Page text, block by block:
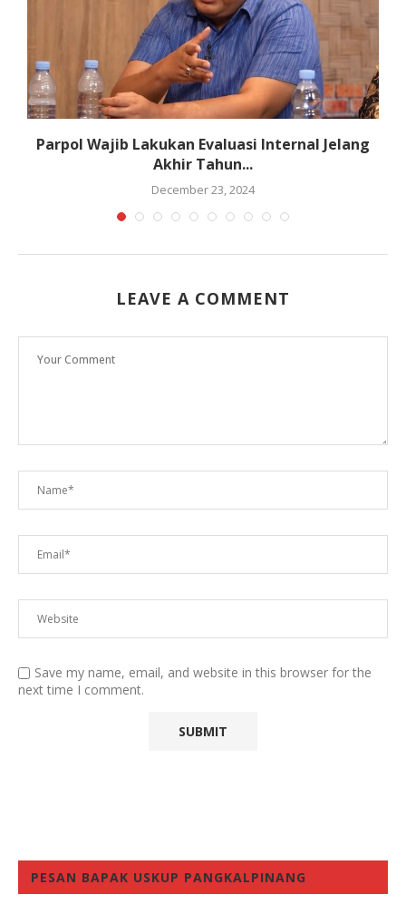
Parpol Wajib Lakukan Evaluasi Internal Jelang
Akhir Tahun...
December 23, 2024
LEAVE A COMMENT
Save my name, email, and website in this browser for the
next time I comment.
PESAN BAPAK USKUP PANGKALPINANG